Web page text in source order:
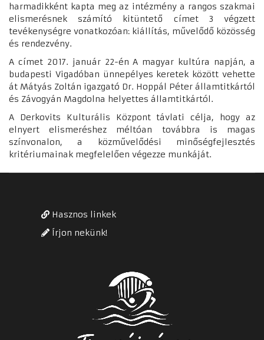
harmadikként kapta meg az intézmény a rangos szakmai
elismerésnek számító kitüntető címet 3 végzett
tevékenységre vonatkozóan: kiállítás, művelődő közösség
és rendezvény.
A címet 2017. január 22-én A magyar kultúra napján, a
budapesti Vigadóban ünnepélyes keretek között vehette
át Mátyás Zoltán igazgató Dr. Hoppál Péter államtitkártól
és Závogyán Magdolna helyettes államtitkártól.
A Derkovits Kulturális Központ távlati célja, hogy az
elnyert elismeréshez méltóan továbbra is magas
színvonalon, a közművelődési minőségfejlesztés
kritériumainak megfelelően végezze munkáját.
Hasznos linkek
Írjon nekünk!